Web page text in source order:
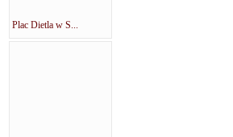
Plac Dietla w S...